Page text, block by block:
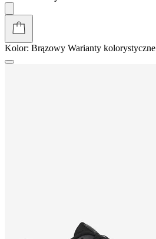
Kolor: Brązowy Warianty kolorystyczne